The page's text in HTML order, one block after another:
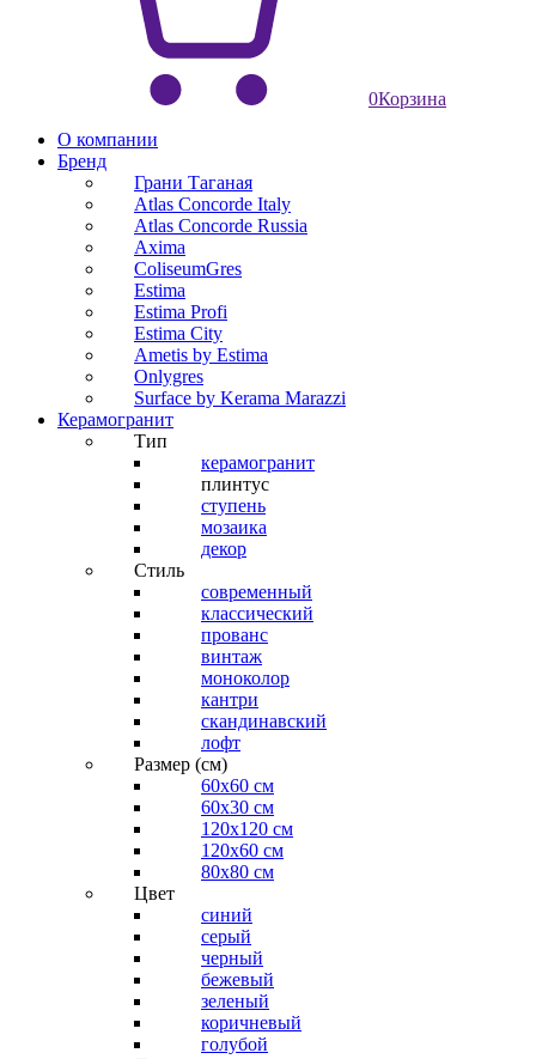
0Корзина
О компании
Бренд
Грани Таганая
Atlas Concorde Italy
Atlas Concorde Russia
Axima
ColiseumGres
Estima
Estima Profi
Estima City
Ametis by Estima
Onlygres
Surface by Kerama Marazzi
Керамогранит
Тип
керамогранит
плинтус
ступень
мозаика
декор
Стиль
современный
классический
прованс
винтаж
моноколор
кантри
скандинавский
лофт
Размер (см)
60х60 см
60x30 см
120x120 см
120x60 см
80x80 см
Цвет
синий
серый
черный
бежевый
зеленый
коричневый
голубой